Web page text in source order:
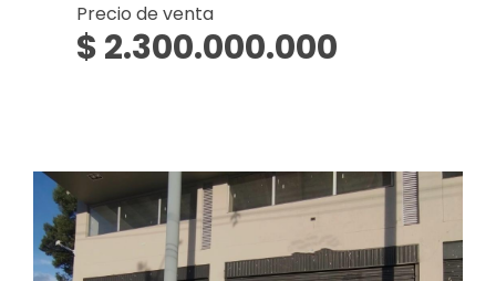
Precio de venta
$ 2.300.000.000